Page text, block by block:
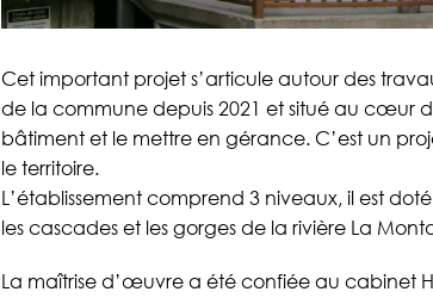
Cet important projet s’articule autour des
de la commune depuis 2021 et situé au cœur
bâtiment et le mettre en gérance. C’est un
le territoire.
L’établissement comprend 3 niveaux, il est
les cascades et les gorges de la rivière La
La maîtrise d’œuvre a été confiée au cabinet